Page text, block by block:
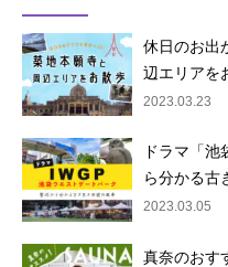
休日のお出
辺エリアを
2023.03.23
ドラマ「
ら分かる古
2023.03.05
真奈のおす